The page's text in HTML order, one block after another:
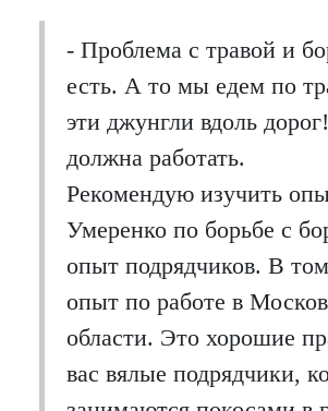
- Проблема с травой и
есть. А то мы едем по
эти джунгли вдоль
должна работать.
Рекомендую изучить
Умеренко по борьбе с
опыт подрядчиков. В
опыт по работе в
области. Это хорошие
вас вялые подрядчики,